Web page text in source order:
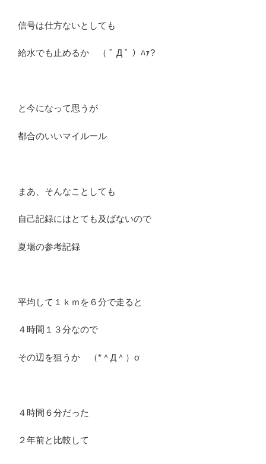
信号は仕方ないとしても
給水でも止めるか （ ﾟ Д ﾟ ）ﾊｧ?
と今になって思うが
都合のいいマイルール
まあ、そんなことしても
自己記録にはとても及ばないので
夏場の参考記録
平均して１ｋｍを６分で走ると
４時間１３分なので
その辺を狙うか （*＾Д＾）σ
４時間６分だった
２年前と比較して